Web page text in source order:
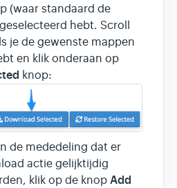
(waar standaard de
hebt. Scroll
je de gewenste mappen
en klik onderaan op
knop:
de mededeling dat er
actie gelijktijdig
klik op de knop Add